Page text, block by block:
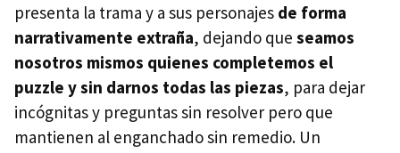
presenta la trama y a sus personajes de forma
narrativamente extraña, dejando que seamos
nosotros mismos quienes completemos el
puzzle y sin darnos todas las piezas, para dejar
incógnitas y preguntas sin resolver pero que
mantienen al enganchado sin remedio. Un